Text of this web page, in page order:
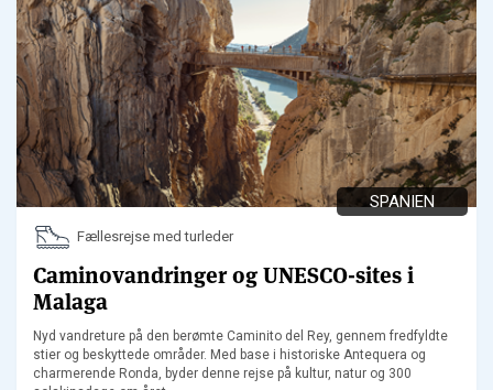
SPANIEN
Fællesrejse med turleder
Caminovandringer og UNESCO-sites i
Malaga
Nyd vandreture på den berømte Caminito del Rey, gennem fredfyldte
stier og beskyttede områder. Med base i historiske Antequera og
charmerende Ronda, byder denne rejse på kultur, natur og 300